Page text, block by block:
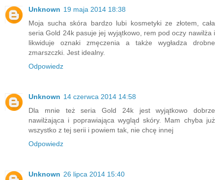
Unknown 19 maja 2014 18:38
Moja sucha skóra bardzo lubi kosmetyki ze złotem, cała
seria Gold 24k pasuje jej wyjątkowo, rem pod oczy nawilża i
likwiduje oznaki zmęczenia a także wygładza drobne
zmarszczki. Jest idealny.
Odpowiedz
Unknown 14 czerwca 2014 14:58
Dla mnie też seria Gold 24k jest wyjątkowo dobrze
nawilżająca i poprawiająca wygląd skóry. Mam chyba już
wszystko z tej serii i powiem tak, nie chcę innej
Odpowiedz
Unknown 26 lipca 2014 15:40